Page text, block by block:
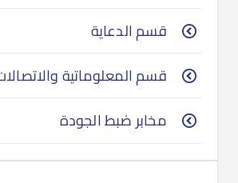
قسم الدعاية
قسم المعلوماتية
مخابر ضبط الجودة